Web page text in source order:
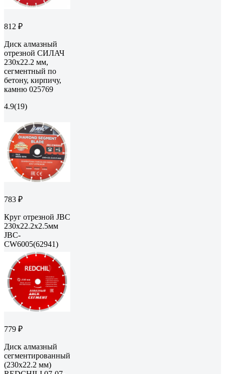
812 ₽
Диск алмазный
отрезной СИЛАЧ
230х22.2 мм,
сегментный по
бетону, кирпичу,
камню 025769
4.9(19)
783 ₽
Круг отрезной JBC
230х22.2х2.5мм
JBC-
CW6005(62941)
779 ₽
Диск алмазный
сегментированный
(230х22.2 мм)